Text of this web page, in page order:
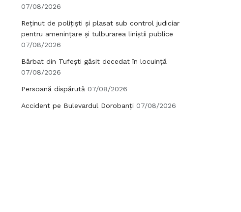
07/08/2026
Reținut de polițiști și plasat sub control judiciar
pentru amenințare și tulburarea liniștii publice
07/08/2026
Bărbat din Tufești găsit decedat în locuință
07/08/2026
Persoană dispărută 07/08/2026
Accident pe Bulevardul Dorobanți 07/08/2026